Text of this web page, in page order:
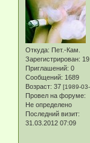
Откуда: Пет.-Кам.
Зарегистрирован:
Приглашений: 0
Сообщений: 1689
Возраст: 37 [1989-
Провел на форуме:
Не определено
Последний визит:
31.03.2012 07:09